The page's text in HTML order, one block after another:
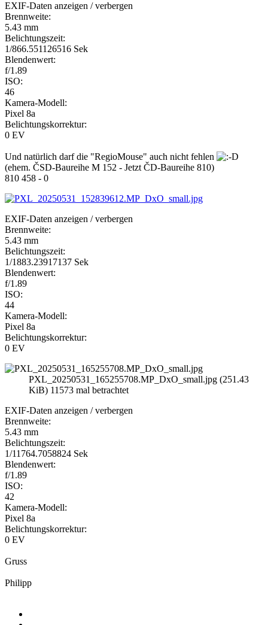
EXIF-Daten anzeigen / verbergen
Brennweite:
5.43 mm
Belichtungszeit:
1/866.551126516 Sek
Blendenwert:
f/1.89
ISO:
46
Kamera-Modell:
Pixel 8a
Belichtungskorrektur:
0 EV
Und natürlich darf die "RegioMouse" auch nicht fehlen
(ehem. ČSD-Baureihe M 152 - Jetzt ČD-Baureihe 810)
810 458 - 0
EXIF-Daten anzeigen / verbergen
Brennweite:
5.43 mm
Belichtungszeit:
1/1883.23917137 Sek
Blendenwert:
f/1.89
ISO:
44
Kamera-Modell:
Pixel 8a
Belichtungskorrektur:
0 EV
PXL_20250531_165255708.MP_DxO_small.jpg (251.43
KiB) 11573 mal betrachtet
EXIF-Daten anzeigen / verbergen
Brennweite:
5.43 mm
Belichtungszeit:
1/11764.7058824 Sek
Blendenwert:
f/1.89
ISO:
42
Kamera-Modell:
Pixel 8a
Belichtungskorrektur:
0 EV
Gruss
Philipp